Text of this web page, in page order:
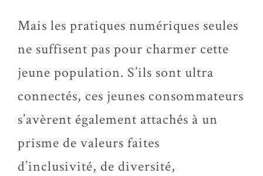
Mais les pratiques numériques seules
ne suffisent pas pour charmer cette
jeune population. S’ils sont ultra
connectés, ces jeunes consommateurs
s’avèrent également attachés à un
prisme de valeurs faites
d’inclusivité, de diversité,